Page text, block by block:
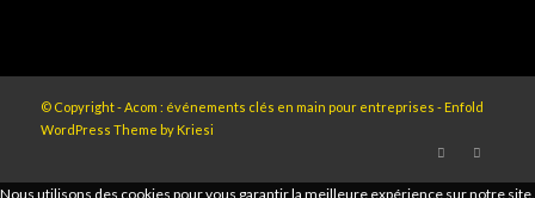
© Copyright - Acom : événements clés en main pour entreprises - Enfold
WordPress Theme by Kriesi
Nous utilisons des cookies pour vous garantir la meilleure expérience sur notre site.